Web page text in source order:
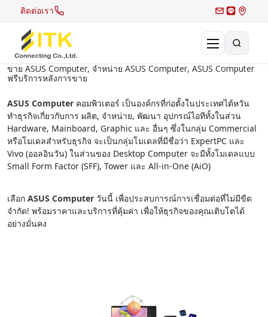
ติดต่อเรา
Recent Search
Hot Search
ขาย ASUS Computer, จำหน่าย ASUS Computer, ASUS Computer
ฟรีบริการหลังการขาย
ASUS Computer คอมพิวเตอร์ เป็นองค์กรที่ก่อตั้งในประเทศไต้หวัน
ทำธุรกิจเกี่ยวกับการ ผลิต, จำหน่าย, พัฒนา อุปกรณ์ไอทีทั้งในส่วน
Hardware, Mainboard, Graphic และ อื่นๆ ซึ่งในกลุ่ม Commercial
หรือโมเดลสำหรับธุรกิจ จะเป็นกลุ่มโมเดลที่มีชื่อว่า ExpertPC และ
Vivo (ออลอินวัน) ในส่วนของ Desktop Computer จะมีทั้งโมเดลแบบ
Small Form Factor (SFF), Tower และ All-in-One (AiO)
เลือก ASUS Computer วันนี้ เพื่อประสบการณ์การเชื่อมต่อที่ไม่มีขีด
จำกัด! พร้อมราคาและบริการที่คุ้มค่า เพื่อให้ธุรกิจของคุณเติบโตได้
อย่างมั่นคง